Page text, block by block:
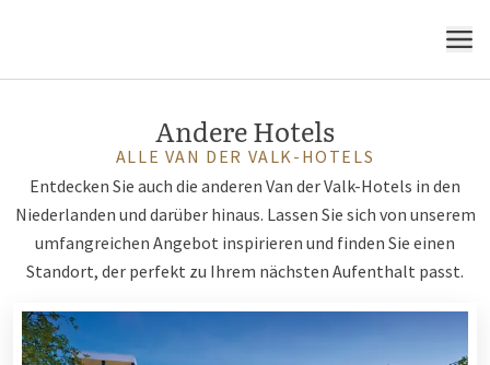
MENÜ
Andere Hotels
ALLE VAN DER VALK-HOTELS
Entdecken Sie auch die anderen Van der Valk-Hotels in den
Niederlanden und darüber hinaus. Lassen Sie sich von unserem
umfangreichen Angebot inspirieren und finden Sie einen
Standort, der perfekt zu Ihrem nächsten Aufenthalt passt.